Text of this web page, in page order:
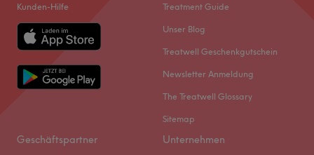
Kunden-Hilfe Treatment Guide
Unser Blog
Treatwell Geschenkgutschein
Newsletter Anmeldung
The Treatwell Glossary
Sitemap
Geschäftspartner Unternehmen